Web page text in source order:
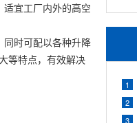
1
2
3
宜工厂内外的高空
时可配以各种升降
等特点，有效解决